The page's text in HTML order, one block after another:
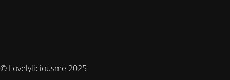
© Lovelyliciousme 2025